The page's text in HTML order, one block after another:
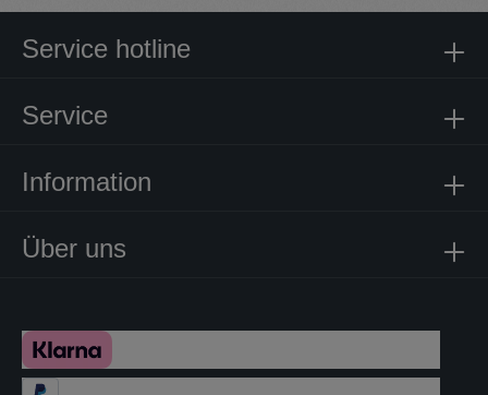
Über uns
Service hotline
Service
Information